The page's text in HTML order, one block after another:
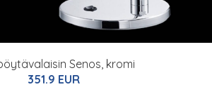
Senos, kromi
351.9 EUR